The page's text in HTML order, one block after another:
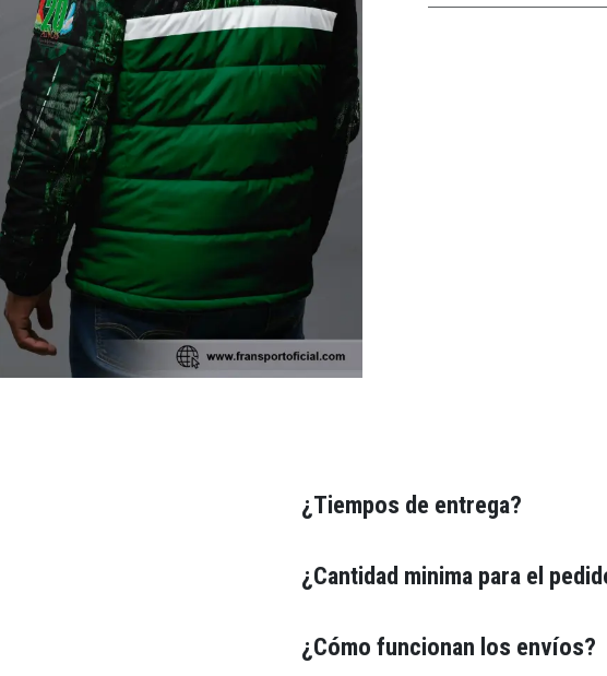
¿Tiempos de entrega?
¿Cantidad minima para el
¿Cómo funcionan los envíos?